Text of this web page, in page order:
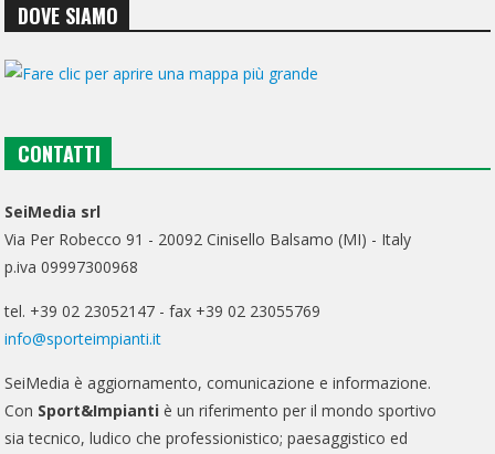
DOVE SIAMO
CONTATTI
SeiMedia srl
Via Per Robecco 91 - 20092 Cinisello Balsamo (MI) - Italy
p.iva 09997300968
tel. +39 02 23052147 - fax +39 02 23055769
info@sporteimpianti.it
SeiMedia è aggiornamento, comunicazione e informazione.
Con Sport&Impianti è un riferimento per il mondo sportivo
sia tecnico, ludico che professionistico; paesaggistico ed